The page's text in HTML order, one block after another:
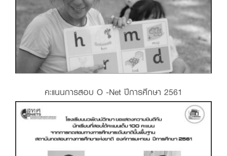
คะแนนการสอบ O -Net ปีการศึกษา 2561